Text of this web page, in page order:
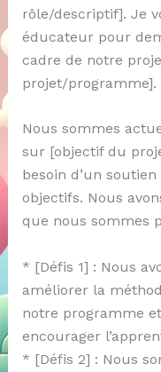
rôle/descriptif]. Je
éducateur pour
cadre de notre
projet/programme].
Nous sommes
sur [objectif du
besoin d’un
objectifs. Nous
que nous sommes
* [Défis 1] : Nous
améliorer la
notre programme
encourager
* [Défis 2] : Nous